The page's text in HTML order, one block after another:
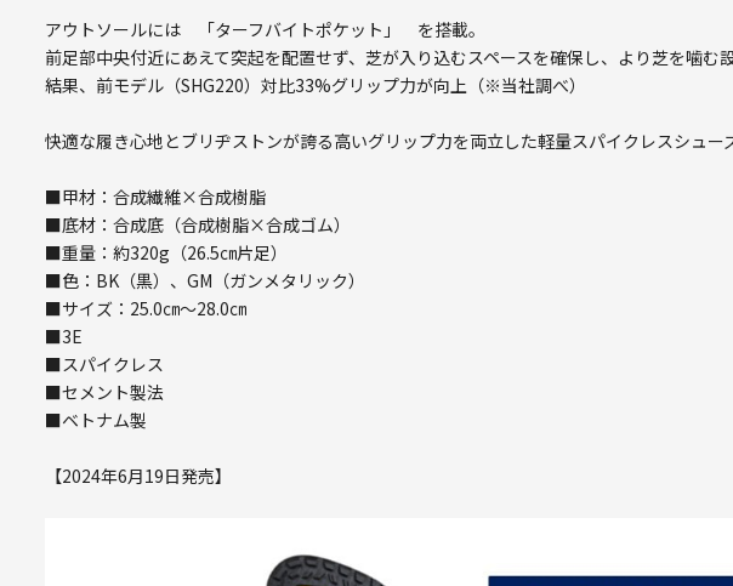
アウトソールには 「ターフバイトポケット」 を搭載。
前足部中央付近にあえて突起を配置せず、芝が入り込むスペースを確保し、より芝を噛む
結果、前モデル（SHG220）対比33%グリップ力が向上（※当社調べ）
快適な履き心地とブリヂストンが誇る高いグリップ力を両立した軽量スパイクレスシュー
■甲材：合成繊維×合成樹脂
■底材：合成底（合成樹脂×合成ゴム）
■重量：約320g（26.5㎝片足）
■色：BK（黒）、GM（ガンメタリック）
■サイズ：25.0㎝～28.0㎝
■3E
■スパイクレス
■セメント製法
■ベトナム製
【2024年6月19日発売】